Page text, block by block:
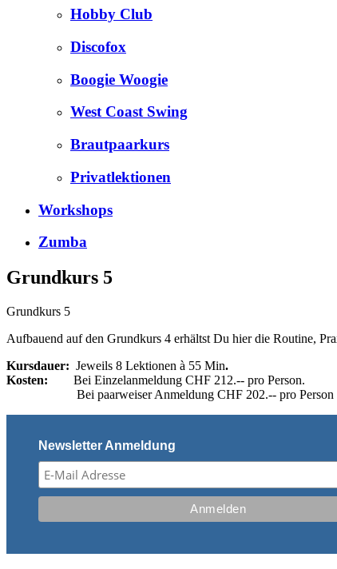
Hobby Club
Discofox
Boogie Woogie
West Coast Swing
Brautpaarkurs
Privatlektionen
Workshops
Zumba
Grundkurs 5
Grundkurs 5
Aufbauend auf den Grundkurs 4 erhältst Du hier die Routine,
Kursdauer: Jeweils 8 Lektionen à 55 Min.
Kosten: Bei Einzelanmeldung CHF 212.-- pro Person.
Bei paarweiser Anmeldung CHF 202.-- pro Person
Newsletter Anmeldung